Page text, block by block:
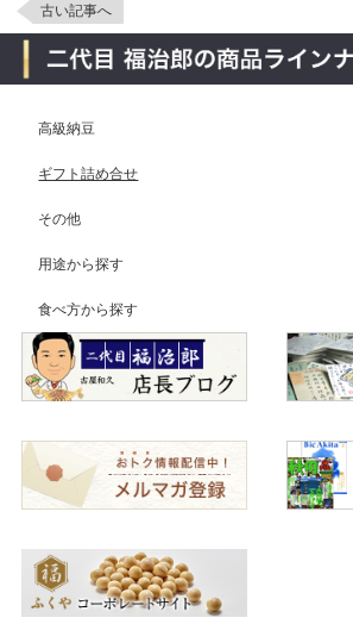
古い記事へ
高級納豆
ギフト詰め合せ
その他
用途から探す
食べ方から探す